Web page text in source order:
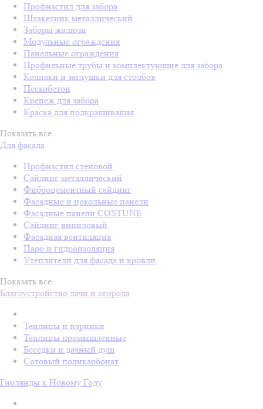
Профнастил для забора
Штакетник металлический
Заборы жалюзи
Модульные ограждения
Панельные ограждения
Профильные трубы и комплектующие для забора
Колпаки и заглушки для столбов
Пескобетон
Крепеж для забора
Краска для подкрашивания
Показать все
Для фасада
Профнастил стеновой
Сайдинг металлический
Фиброцементный сайдинг
Фасадные и цокольные панели
Фасадные панели COSTUNE
Сайдинг виниловый
Фасадная вентиляция
Паро и гидроизоляция
Утеплители для фасада и кровли
Показать все
Благоустройство дачи и огорода
Теплицы и парники
Теплицы промышленные
Беседки и дачный душ
Сотовый поликарбонат
Гирлянды к Новому Году